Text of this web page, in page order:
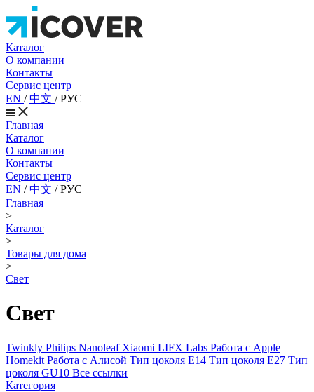
Каталог
О компании
Контакты
Сервис центр
EN /中文 /РУС
Главная
Каталог
О компании
Контакты
Сервис центр
EN /中文 /РУС
Главная
>
Каталог
>
Товары для дома
>
Свет
Свет
Twinkly Philips Nanoleaf Xiaomi LIFX Labs Работа с Apple
Homekit Работа с Алисой Тип цоколя E14 Тип цоколя E27 Тип
цоколя GU10 Все ссылки
Категория